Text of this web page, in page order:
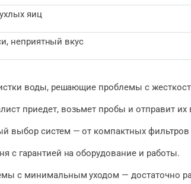
яиц
неприятный вкус
воды, решающие проблемы с
приедет, возьмет пробы и отправит
выбор систем — от компактных
с гарантией на оборудование и работы.
с минимальным уходом — достаточно